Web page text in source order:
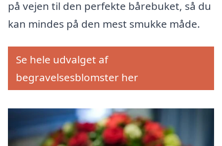
på vejen til den perfekte bårebuket, så du
kan mindes på den mest smukke måde.
Se hele udvalget af
begravelsesblomster her